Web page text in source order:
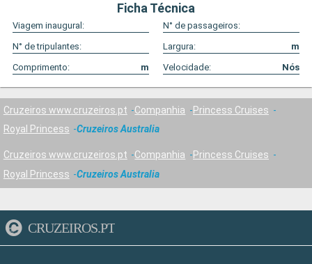
Ficha Técnica
Viagem inaugural:
N° de passageiros:
N° de tripulantes:
Largura:
m
Comprimento:
m Velocidade: Nós
Cruzeiros www.cruzeiros.pt Companhia
Princess Cruises
Royal Princess
Cruzeiros Australia
Cruzeiros www.cruzeiros.pt Companhia
Princess Cruises
Royal Princess
Cruzeiros Australia
CRUZEIROS.PT